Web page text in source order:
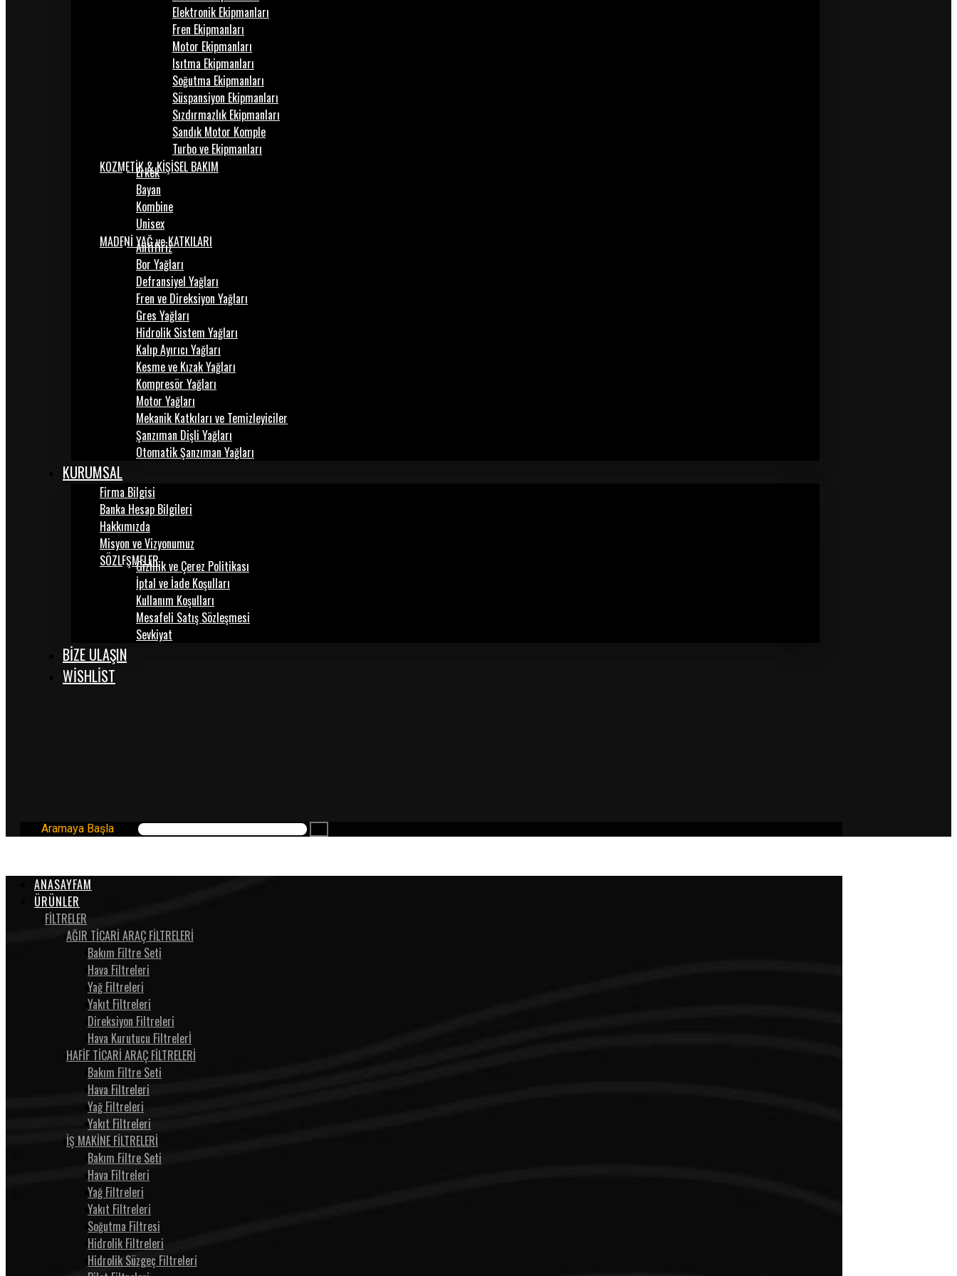
Elektronik Ekipmanları
Fren Ekipmanları
Motor Ekipmanları
Isıtma Ekipmanları
Soğutma Ekipmanları
Süspansiyon Ekipmanları
Sızdırmazlık Ekipmanları
Sandık Motor Komple
Turbo ve Ekipmanları
KOZMETİK & KİŞİSEL BAKIM
Erkek
Bayan
Kombine
Unisex
MADENİ YAĞ ve KATKILARI
Antifiriz
Bor Yağları
Defransiyel Yağları
Fren ve Direksiyon Yağları
Gres Yağları
Hidrolik Sistem Yağları
Kalıp Ayırıcı Yağları
Kesme ve Kızak Yağları
Kompresör Yağları
Motor Yağları
Mekanik Katkıları ve Temizleyiciler
Şanzıman Dişli Yağları
Otomatik Şanzıman Yağları
KURUMSAL
Firma Bilgisi
Banka Hesap Bilgileri
Hakkımızda
Misyon ve Vizyonumuz
SÖZLEŞMELERGizlilik ve Çerez Politikası
İptal ve İade Koşulları
Kullanım Koşulları
Mesafeli Satış Sözleşmesi
Sevkiyat
BİZE ULAŞIN
WISHLIST
Aramaya Başla
ANASAYFAM
ÜRÜNLER
FİLTRELER
AĞIR TİCARİ ARAÇ FİLTRELERİ
Bakım Filtre Seti
Hava Filtreleri
Yağ Filtreleri
Yakıt Filtreleri
Direksiyon Filtreleri
Hava Kurutucu Filtrelerİ
HAFİF TİCARİ ARAÇ FİLTRELERİ
Bakım Filtre Seti
Hava Filtreleri
Yağ Filtreleri
Yakıt Filtreleri
İŞ MAKİNE FİLTRELERİ
Bakım Filtre Seti
Hava Filtreleri
Yağ Filtreleri
Yakıt Filtreleri
Soğutma Filtresi
Hidrolik Filtreleri
Hidrolik Süzgeç Filtreleri